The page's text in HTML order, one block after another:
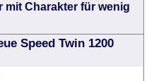
Charakter für wenig
Speed Twin 1200